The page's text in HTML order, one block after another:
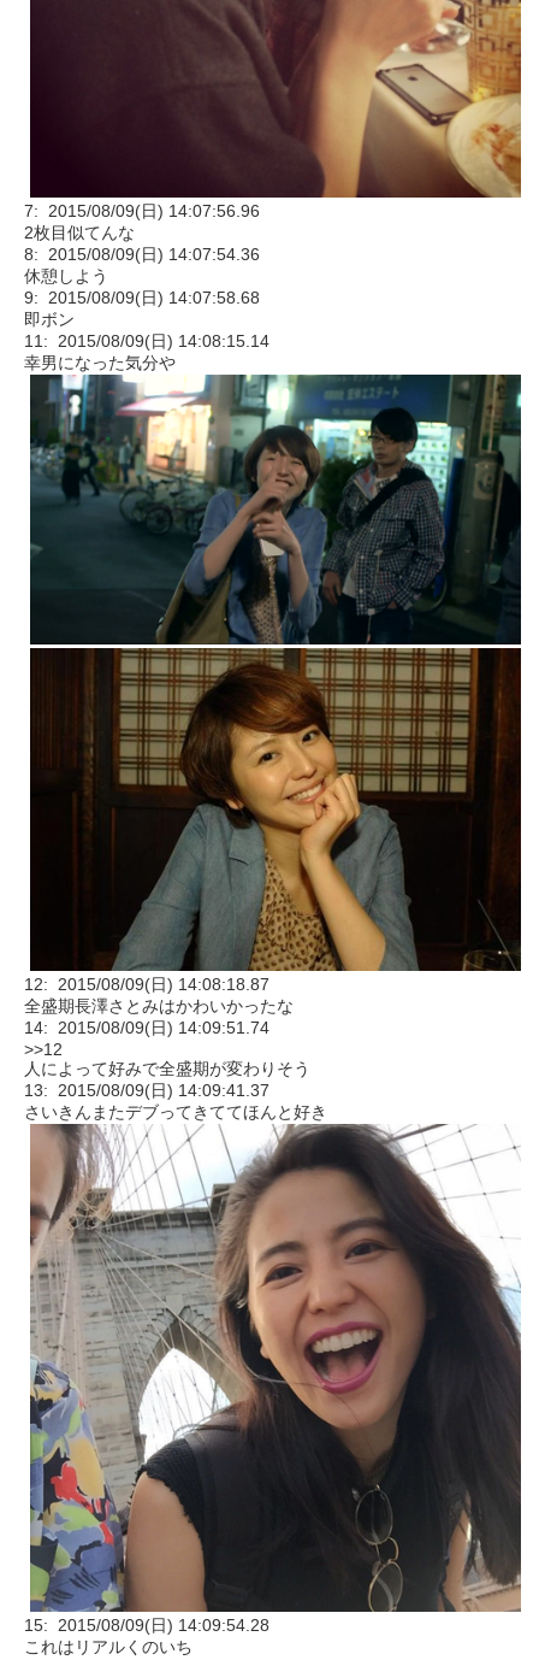
7: 2015/08/09(日) 14:07:56.96
2枚目似てんな
8: 2015/08/09(日) 14:07:54.36
休憩しよう
9: 2015/08/09(日) 14:07:58.68
即ボン
11: 2015/08/09(日) 14:08:15.14
幸男になった気分や
12: 2015/08/09(日) 14:08:18.87
全盛期長澤さとみはかわいかったな
14: 2015/08/09(日) 14:09:51.74
>>12
人によって好みで全盛期が変わりそう
13: 2015/08/09(日) 14:09:41.37
さいきんまたデブってきててほんと好き
15: 2015/08/09(日) 14:09:54.28
これはリアルくのいち